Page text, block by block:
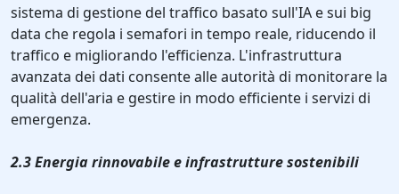
sistema di gestione del traffico basato sull'IA e sui big
data che regola i semafori in tempo reale, riducendo il
traffico e migliorando l'efficienza. L'infrastruttura
avanzata dei dati consente alle autorità di monitorare la
qualità dell'aria e gestire in modo efficiente i servizi di
emergenza.
2.3 Energia rinnovabile e infrastrutture sostenibili